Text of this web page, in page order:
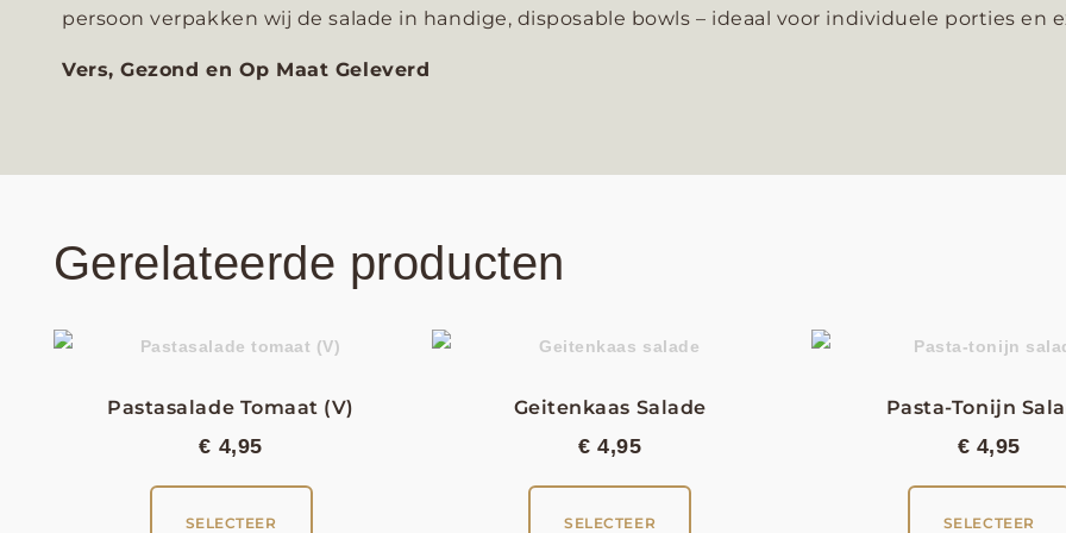
persoon verpakken wij de salade in handige, disposable bowls – ideaal voor individuele porties en
Vers, Gezond en Op Maat Geleverd
Gerelateerde producten
Pastasalade Tomaat (V)
€ 4,95
SELECTEER
Geitenkaas Salade
€ 4,95
SELECTEER
Pasta-Tonijn
€ 4,95
SELECTEER